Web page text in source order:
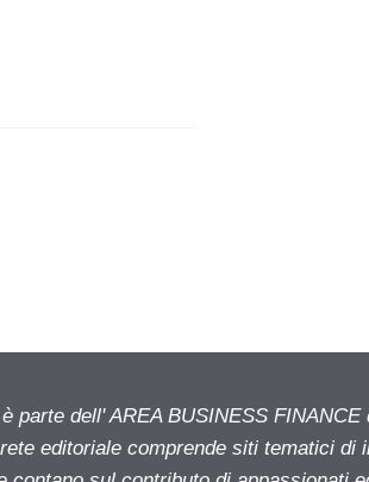
parte dell' AREA BUSINESS FINANCE
editoriale comprende siti tematici di